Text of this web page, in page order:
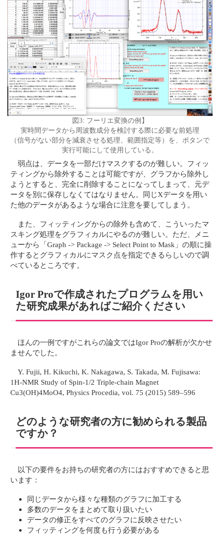
図3: フーリエ変換の例】
実時間データから周波数成分を検討する際に必要な前処理
（信号がない部分を減衰させる処理、範囲指定等）を、ボタンで
実行可能にして使用している。
弱点は、データを一部だけマスクするのが難しい。フィッ
ティングから除外することは可能ですが、グラフから除外し
ようとすると、完全に削除することになってしまって、元デ
ータを別に保存しなくてはなりません。同じXデータを用い
た他のデータがあるような場合に注意を要してしまう。
また、フィッティングからの除外も含めて、こういったマ
スキング処理をグラフィカルにやるのが難しい。ただ、メニ
ューから「Graph -> Package -> Select Point to Mask」の順に操
作するとグラフィカルにマスク点を指定できるらしいので調
べているところです。
Igor Proで作成されたプログラムを用い
た研究成果があればご紹介ください
ほんの一例ですがこれらの論文ではIgor Proの解析が欠かせ
ませんでした。
Y. Fujii, H. Kikuchi, K. Nakagawa, S. Takada, M. Fujisawa:
1H-NMR Study of Spin-1/2 Triple-chain Magnet
Cu3(OH)4MoO4, Physics Procedia, vol. 75 (2015) 589–596
どのような研究者の方に勧められる製品
ですか？
以下の要件をお持ちの研究者の方にはおすすめできると思
います：
同じデータから様々な種類のグラフに加工する
多数のデータをまとめて取り扱いたい
データの修正をすべてのグラフに反映させたい
フィッティングを何度も行う必要がある